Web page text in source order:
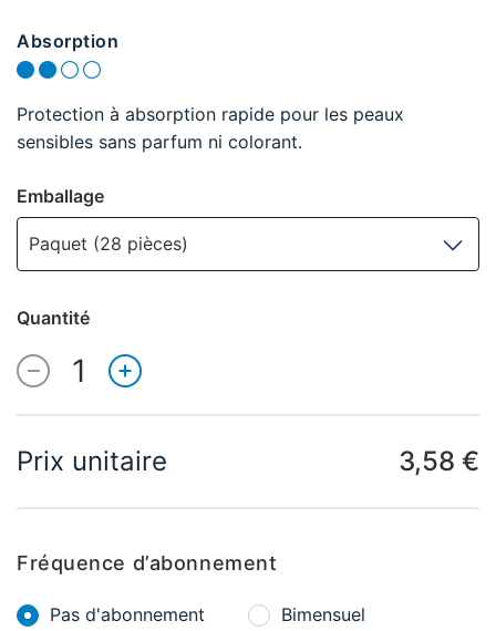
Absorption
Protection à absorption rapide pour les peaux
sensibles sans parfum ni colorant.
Emballage
Paquet (28 pièces)
Quantité
Quantité
1
Prix unitaire 3,58 €
Fréquence d’abonnement
Pas d'abonnement Bimensuel